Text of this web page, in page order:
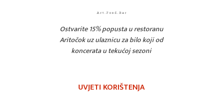
Ostvarite 15% popusta u restoranu
Aritočok uz ulaznicu za bilo koji od
koncerata u tekućoj sezoni
UVJETI KORIŠTENJA